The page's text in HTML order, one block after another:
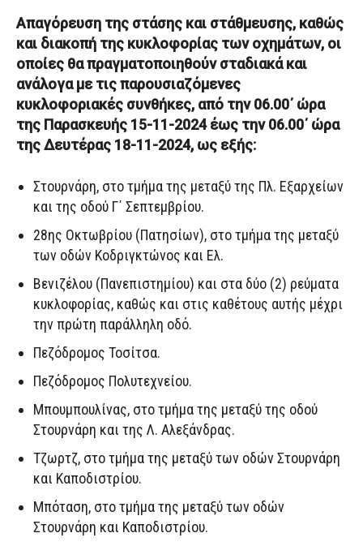
Απαγόρευση της στάσης και στάθμευσης, καθώς
και διακοπή της κυκλοφορίας των οχημάτων, οι
οποίες θα πραγματοποιηθούν σταδιακά και
ανάλογα με τις παρουσιαζόμενες
κυκλοφοριακές συνθήκες, από την 06.00΄ ώρα
της Παρασκευής 15-11-2024 έως την 06.00΄ ώρα
της Δευτέρας 18-11-2024, ως εξής:
Στουρνάρη, στο τμήμα της μεταξύ της Πλ. Εξαρχείων
και της οδού Γ΄ Σεπτεμβρίου.
28ης Οκτωβρίου (Πατησίων), στο τμήμα της μεταξύ
των οδών Κοδριγκτώνος και Ελ.
Βενιζέλου (Πανεπιστημίου) και στα δύο (2) ρεύματα
κυκλοφορίας, καθώς και στις καθέτους αυτής μέχρι
την πρώτη παράλληλη οδό.
Πεζόδρομος Τοσίτσα.
Πεζόδρομος Πολυτεχνείου.
Μπουμπουλίνας, στο τμήμα της μεταξύ της οδού
Στουρνάρη και της Λ. Αλεξάνδρας.
Τζωρτζ, στο τμήμα της μεταξύ των οδών Στουρνάρη
και Καποδιστρίου.
Μπόταση, στο τμήμα της μεταξύ των οδών
Στουρνάρη και Καποδιστρίου.